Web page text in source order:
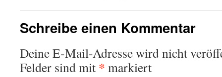
Schreibe einen Kommentar
Deine E-Mail-Adresse wird nicht
Felder sind mit * markiert